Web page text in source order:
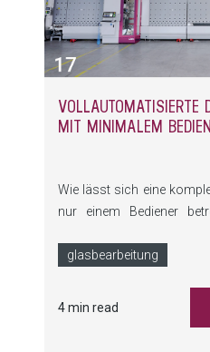
VOLLAUTOMATISIERTE
MIT MINIMALEM
Wie lässt sich eine
nur einem Bediener
Effizienz und Ergonomie
glasbearbeitung
4 min read